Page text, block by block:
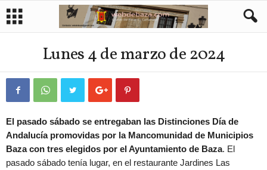
Lunes 4 de marzo de 2024
El pasado sábado se entregaban las Distinciones Día de
Andalucía promovidas por la Mancomunidad de Municipios
Baza con tres elegidos por el Ayuntamiento de Baza. El
pasado sábado tenía lugar, en el restaurante Jardines Las